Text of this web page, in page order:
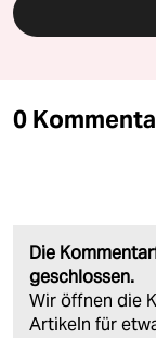
0
Die
geschlossen.
Wir öffnen die
Artikeln für